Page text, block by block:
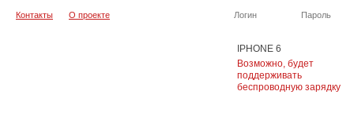
IPHONE 6
Возможно, будет
поддерживать
беспроводную зарядку
Логин Пароль
Контакты О проекте